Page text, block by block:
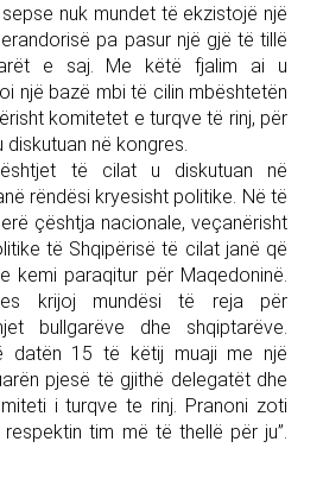
nuk mundet të ekzistojë një
pa pasur një gjë të tillë
e saj. Me këtë fjalim ai u
një bazë mbi të cilin mbështetën
komitetet e turqve të rinj, për
në kongres.
të cilat u diskutuan në
rëndësi kryesisht politike. Në të
çështja nacionale, veçanërisht
të Shqipërisë të cilat janë që
kemi paraqitur për Maqedoninë.
krijoj mundësi të reja për
bullgarëve dhe shqiptarëve.
datën 15 të këtij muaji me një
pjesë të gjithë delegatët dhe
i turqve te rinj. Pranoni zoti
tim më të thellë për ju”.